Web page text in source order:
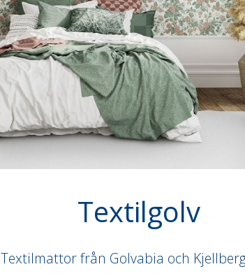
Textilgolv
Textilmattor från Golvabia och